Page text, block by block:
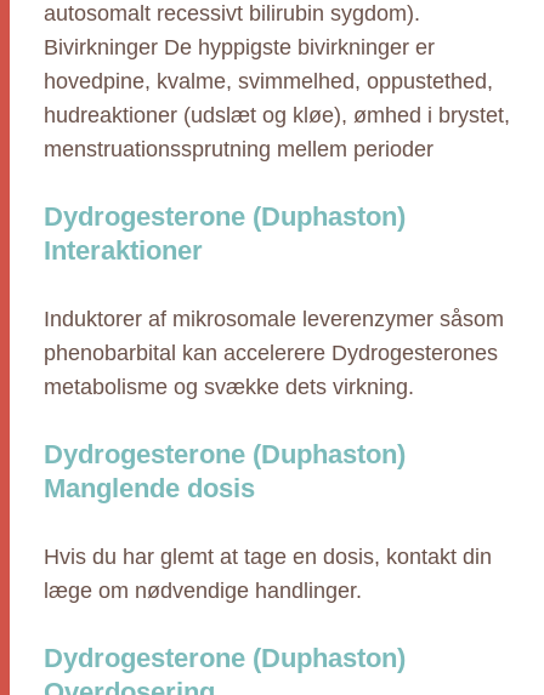
autosomalt recessivt bilirubin sygdom).
Bivirkninger De hyppigste bivirkninger er
hovedpine, kvalme, svimmelhed, oppustethed,
hudreaktioner (udslæt og kløe), ømhed i brystet,
menstruationssprutning mellem perioder
Dydrogesterone (Duphaston)
Interaktioner
Induktorer af mikrosomale leverenzymer såsom
phenobarbital kan accelerere Dydrogesterones
metabolisme og svække dets virkning.
Dydrogesterone (Duphaston)
Manglende dosis
Hvis du har glemt at tage en dosis, kontakt din
læge om nødvendige handlinger.
Dydrogesterone (Duphaston)